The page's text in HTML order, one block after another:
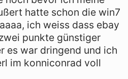
hatte schon die win7
ich weiss dass ebay
punkte günstiger
es war dringend und ich
im konniconrad voll